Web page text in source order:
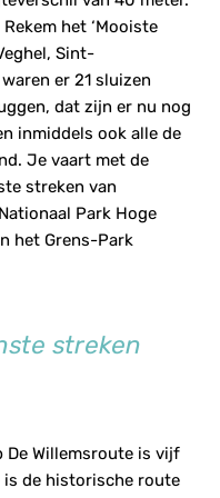
het ‘Mooiste
Sint-
er 21 sluizen
dat zijn er nu nog
inmiddels ook alle de
Je vaart met de
streken van
Park Hoge
het Grens-Park
streken
De Willemsroute is vijf
is de historische route